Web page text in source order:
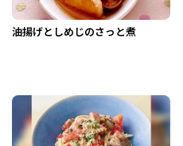
油揚げとしめじのさっと煮